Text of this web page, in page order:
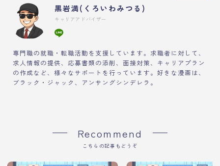
黒岩満(くろいわみつる)
キャリアアドバイザー
専門職の就職・転職活動を支援しています。求職者に対して、
求人情報の提供、応募書類の添削、面接対策、キャリアプラン
の作成など、様々なサポートを行っています。好きな漫画は、
ブラック・ジャック、アンサングシンデレラ。
Recommend
こちらの記事もどうぞ